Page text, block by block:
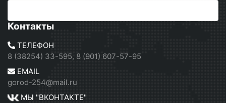
Контакты
ТЕЛЕФОН
8 (38254) 33-595, 8 (901) 607-57-95
EMAIL
gorod-254@mail.ru
МЫ "ВКОНТАКТЕ"